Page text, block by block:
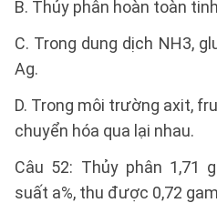
B. Thủy phân hoàn toàn
C. Trong dung dịch NH3,
Ag.
D. Trong môi trường axit,
chuyển hóa qua lại nhau.
Câu 52: Thủy phân 1,71
suất a%, thu được 0,72